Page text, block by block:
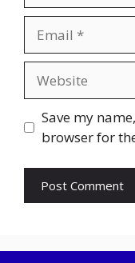
Save my
browser for